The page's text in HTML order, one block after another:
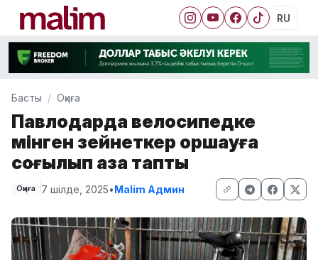
RU
Басты Оқиға
Павлодарда велосипедке
мінген зейнеткер қоршауға
соғылып қаза тапты
Оқиға 7 шілде, 2025•Malim Админ